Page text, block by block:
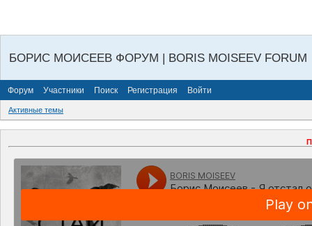
БОРИС МОИСЕЕВ ФОРУМ | BORIS MOISEEV FORUM
Форум Участники Поиск Регистрация Войти
Активные темы